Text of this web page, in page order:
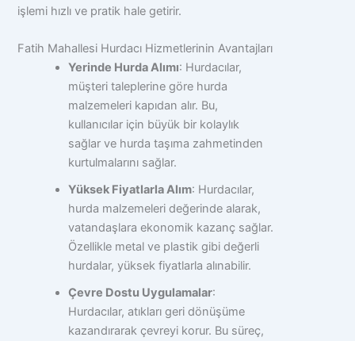
işlemi hızlı ve pratik hale getirir.
Fatih Mahallesi Hurdacı Hizmetlerinin Avantajları
Yerinde Hurda Alımı: Hurdacılar,
müşteri taleplerine göre hurda
malzemeleri kapıdan alır. Bu,
kullanıcılar için büyük bir kolaylık
sağlar ve hurda taşıma zahmetinden
kurtulmalarını sağlar.
Yüksek Fiyatlarla Alım: Hurdacılar,
hurda malzemeleri değerinde alarak,
vatandaşlara ekonomik kazanç sağlar.
Özellikle metal ve plastik gibi değerli
hurdalar, yüksek fiyatlarla alınabilir.
Çevre Dostu Uygulamalar:
Hurdacılar, atıkları geri dönüşüme
kazandırarak çevreyi korur. Bu süreç,